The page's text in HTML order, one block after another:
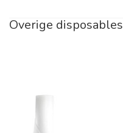
Overige disposables